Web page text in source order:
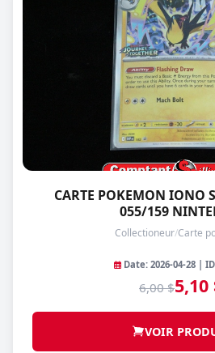
CARTE POKEMON IONO
055/159
Collectioneur/Carte
Date: 2026-04-28 |
6,00 $5,10
VOIR